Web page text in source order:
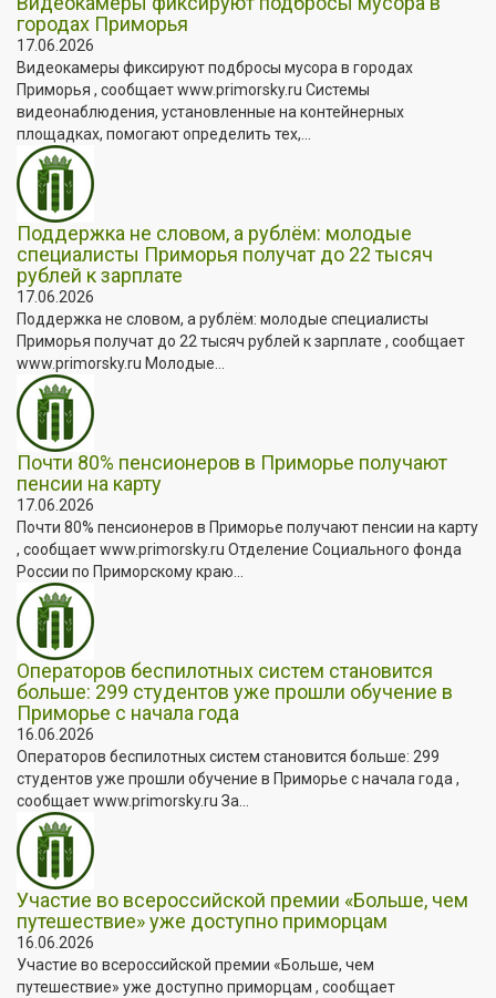
городах Приморья
17.06.2026
Видеокамеры фиксируют подбросы мусора в городах
Приморья , сообщает www.primorsky.ru Системы
видеонаблюдения, установленные на контейнерных
площадках, помогают определить тех,...
Поддержка не словом, а рублём: молодые
специалисты Приморья получат до 22 тысяч
рублей к зарплате
17.06.2026
Поддержка не словом, а рублём: молодые специалисты
Приморья получат до 22 тысяч рублей к зарплате , сообщает
www.primorsky.ru Молодые...
Почти 80% пенсионеров в Приморье получают
пенсии на карту
17.06.2026
Почти 80% пенсионеров в Приморье получают пенсии на карту
, сообщает www.primorsky.ru Отделение Социального фонда
России по Приморскому краю...
Операторов беспилотных систем становится
больше: 299 студентов уже прошли обучение в
Приморье с начала года
16.06.2026
Операторов беспилотных систем становится больше: 299
студентов уже прошли обучение в Приморье с начала года ,
сообщает www.primorsky.ru За...
Участие во всероссийской премии «Больше, чем
путешествие» уже доступно приморцам
16.06.2026
Участие во всероссийской премии «Больше, чем
путешествие» уже доступно приморцам , сообщает